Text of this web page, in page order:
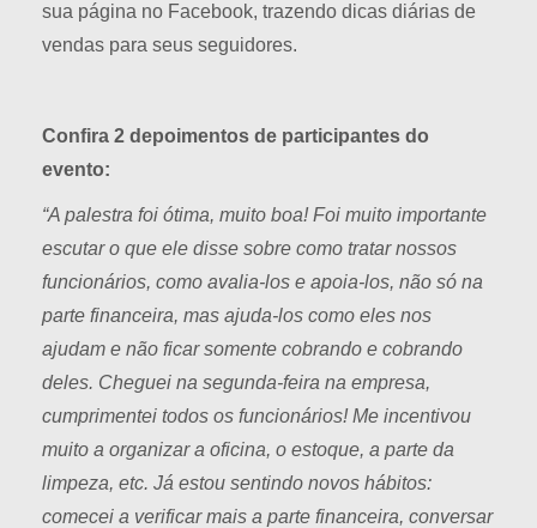
sua página no Facebook, trazendo dicas diárias de
vendas para seus seguidores.
Confira 2 depoimentos de participantes do
evento:
“A palestra foi ótima, muito boa! Foi muito importante
escutar o que ele disse sobre como tratar nossos
funcionários, como avalia-los e apoia-los, não só na
parte financeira, mas ajuda-los como eles nos
ajudam e não ficar somente cobrando e cobrando
deles. Cheguei na segunda-feira na empresa,
cumprimentei todos os funcionários! Me incentivou
muito a organizar a oficina, o estoque, a parte da
limpeza, etc. Já estou sentindo novos hábitos:
comecei a verificar mais a parte financeira, conversar